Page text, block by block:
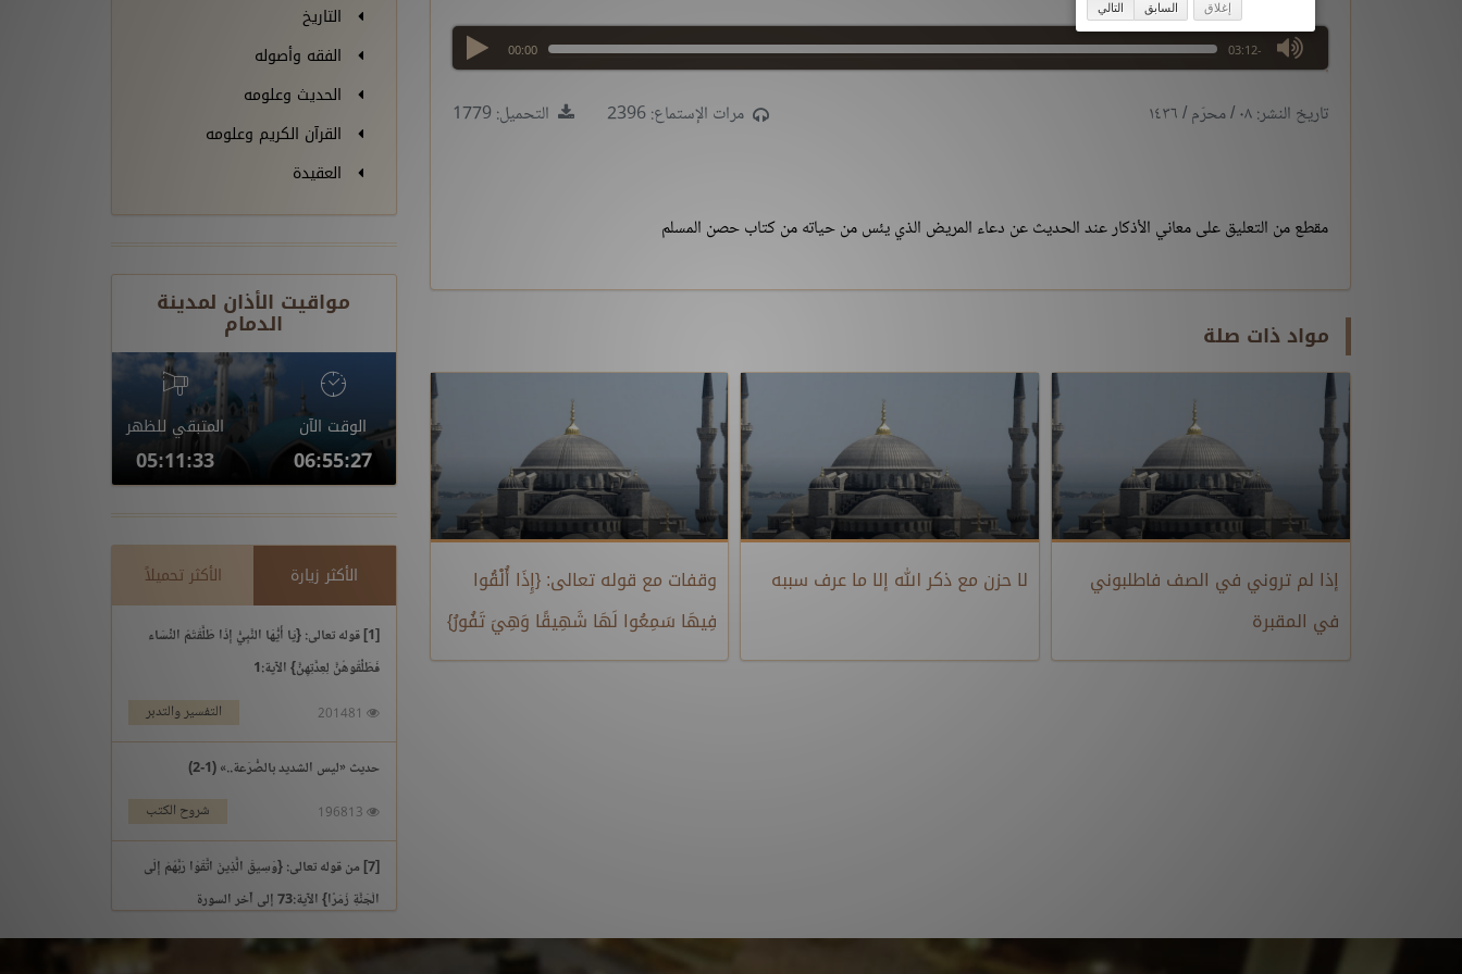
00:00 -03:12
max volume
تاريخ النشر: ٠٨ / محرّم / ١٤٣٦ التحميل: 1779 مرات الإستماع: 2396
مقطع من التعليق على معاني الأذكار عند الحديث عن دعاء المريض الذي يئس من حياته من كتاب حصن المسلم
مواد ذات صلة
إذا لم تروني في الصف فاطلبوني
في المقبرة
لا حزن مع ذكر الله إلا ما عرف سببه
وقفات مع قوله تعالى: {إِذَا أُلْقُوا
فِيهَا سَمِعُوا لَهَا شَهِيقًا وَهِيَ تَفُورُ}
التاريخ
الفقه وأصوله
الحديث وعلومه
القرآن الكريم وعلومه
العقيدة
مواقيت الأذان لمدينة
الدمام
الوقت الآن
06:55:28
المتبقي للظهر
05:11:32
الأكثر زيارة الأكثر تحميلاً
[1] قوله تعالى: {يَا أَيُّهَا النَّبِيُّ إِذَا طَلَّقْتُمُ النِّسَاء
فَطَلِّقُوهُنَّ لِعِدَّتِهِنَّ} الآية:1
التفسير والتدبر
حديث «ليس الشديد بالصُّرَعة..» (1-2)
شروح الكتب
[7] من قوله تعالى: {وَسِيقَ الَّذِينَ اتَّقَوْا رَبَّهُمْ إِلَى
الْجَنَّةِ زُمَرًا} الآية:73 إلى آخر السورة
التفسير والتدبر
إغلاق السابق التالي